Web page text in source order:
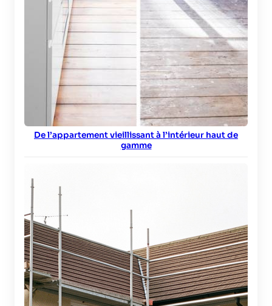
De l’appartement vieillissant à l’intérieur haut de
gamme